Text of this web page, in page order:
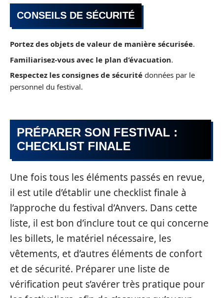
CONSEILS DE SÉCURITÉ
Portez des objets de valeur de manière sécurisée.
Familiarisez-vous avec le plan d’évacuation.
Respectez les consignes de sécurité données par le
personnel du festival.
PRÉPARER SON FESTIVAL :
CHECKLIST FINALE
Une fois tous les éléments passés en revue,
il est utile d’établir une checklist finale à
l’approche du festival d’Anvers. Dans cette
liste, il est bon d’inclure tout ce qui concerne
les billets, le matériel nécessaire, les
vêtements, et d’autres éléments de confort
et de sécurité. Préparer une liste de
vérification peut s’avérer très pratique pour